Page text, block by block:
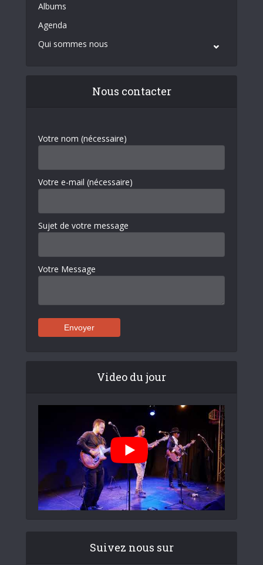
Albums
Agenda
Qui sommes nous
Nous contacter
Votre nom (nécessaire)
Votre e-mail (nécessaire)
Sujet de votre message
Votre Message
Video du jour
Suivez nous sur